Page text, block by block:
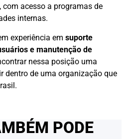
acesso a programas de
internas.
experiência em suporte
e manutenção de
nessa posição uma
dentro de uma organização que
PODE